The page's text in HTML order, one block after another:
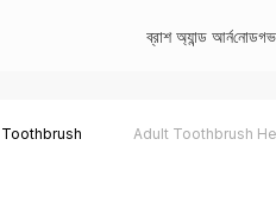
ব্রাশ অ্যান্ড আর্ননোড
Adult Toothbrush